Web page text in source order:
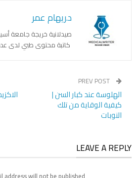
د.ريهام عمر
صيدلانية خريجة جامعة
كاتبة محتوى طبي لدى
الهلوسة عند كبار السن |
كيفية الوقاية من تلك
النوبات
LEAVE A REPLY